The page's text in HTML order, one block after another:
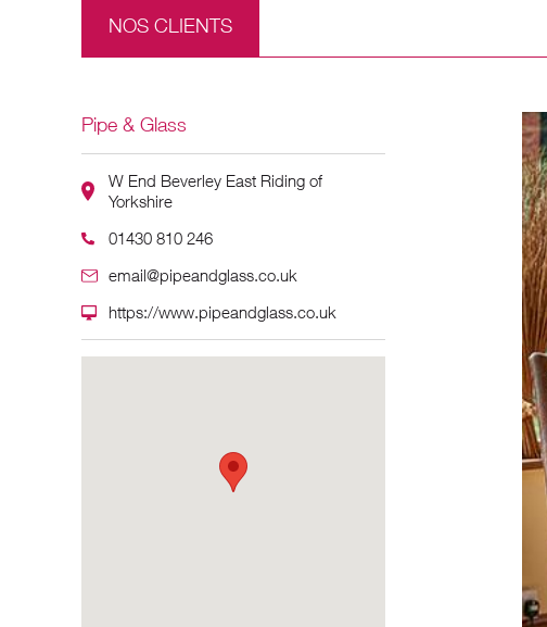
NOS CLIENTS
Pipe & Glass
W End Beverley East Riding of
Yorkshire
01430 810 246
email@pipeandglass.co.uk
https://www.pipeandglass.co.uk